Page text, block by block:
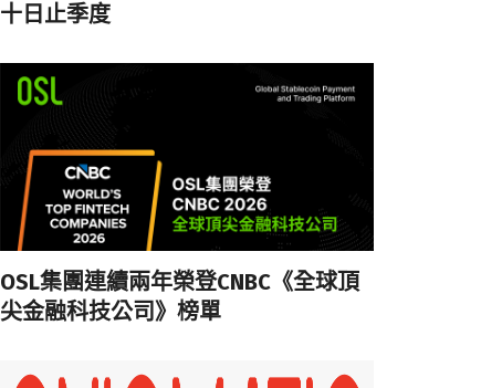
十日止季度
OSL集團連續兩年榮登CNBC《全球頂
尖金融科技公司》榜單